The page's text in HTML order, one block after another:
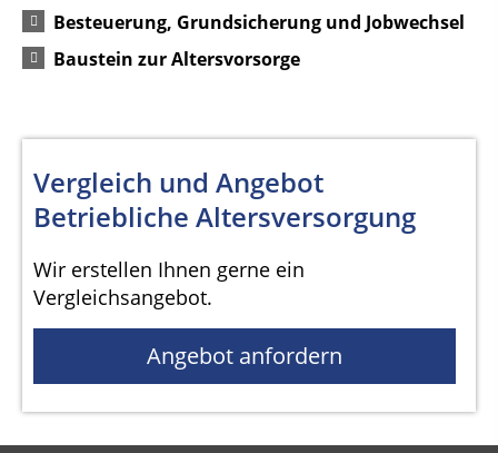
Besteuerung, Grundsicherung und Jobwechsel
Baustein zur Altersvorsorge
Vergleich und Angebot
Betriebliche Altersversorgung
Wir erstellen Ihnen gerne ein
Vergleichsangebot.
Angebot anfordern